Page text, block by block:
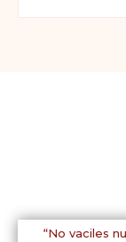
“No vaciles